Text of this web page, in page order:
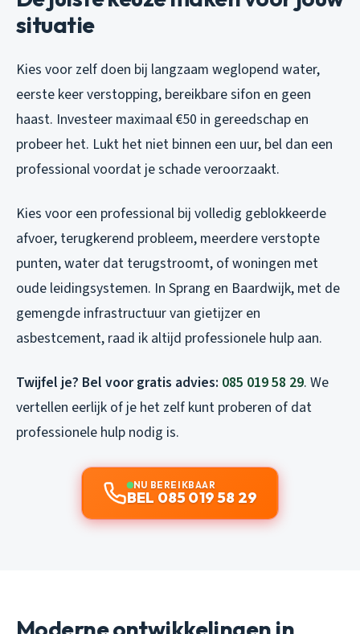
situatie
Kies voor zelf doen bij langzaam weglopend water,
eerste keer verstopping, bereikbare sifon en geen
haast. Investeer maximaal €50 in gereedschap en
probeer het. Lukt het niet binnen een uur, bel dan een
professional voordat je schade veroorzaakt.
Kies voor een professional bij volledig geblokkeerde
afvoer, terugkerend probleem, meerdere verstopte
punten, water dat terugstroomt, of woningen met
oude leidingsystemen. In Sprang en Baardwijk, met de
gemengde infrastructuur van gietijzer en
asbestcement, raad ik altijd professionele hulp aan.
Twijfel je? Bel voor gratis advies: 085 019 58 29. We
vertellen eerlijk of je het zelf kunt proberen of dat
professionele hulp nodig is.
NU BEREIKBAAR
BEL 085 019 58 29